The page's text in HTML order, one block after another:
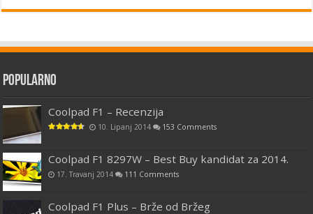
Popularno
Coolpad F1 – Recenzija
10. Lipanj 2014 153 Comments
Coolpad F1 8297W – Best Buy kandidat za 2014.
17. Travanj 2014 111 Comments
Coolpad F1 Plus – Brže od Bržeg